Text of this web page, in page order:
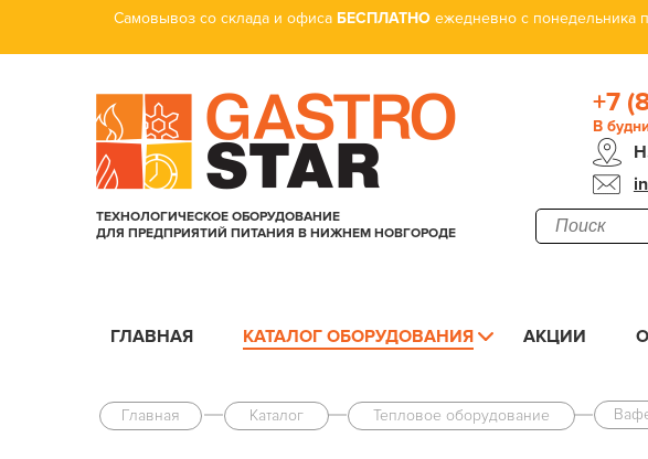
Самовывоз со склада и офиса БЕСПЛАТНО ежедневно с понедельника
ТЕХНОЛОГИЧЕСКОЕ ОБОРУДОВАНИЕ
ДЛЯ ПРЕДПРИЯТИЙ ПИТАНИЯ В НИЖНЕМ НОВГОРОДЕ
+7
В
ГЛАВНАЯ КАТАЛОГ ОБОРУДОВАНИЯ АКЦИИ
Главная Каталог Тепловое оборудование